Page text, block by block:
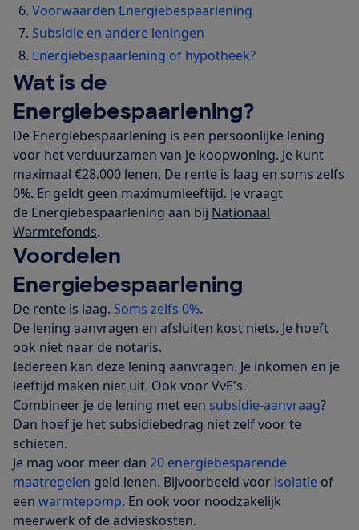
Voorwaarden Energiebespaarlening
Subsidie en andere leningen
Energiebespaarlening of hypotheek?
Wat is de
Energiebespaarlening?
De Energiebespaarlening is een persoonlijke lening
voor het verduurzamen van je koopwoning. Je kunt
maximaal €28.000 lenen. De rente is laag en soms zelfs
0%. Er geldt geen maximumleeftijd. Je vraagt
de Energiebespaarlening aan bij Nationaal
Warmtefonds.
Voordelen
Energiebespaarlening
De rente is laag. Soms zelfs 0%.
De lening aanvragen en afsluiten kost niets. Je hoeft
ook niet naar de notaris.
Iedereen kan deze lening aanvragen. Je inkomen en je
leeftijd maken niet uit. Ook voor VvE's.
Combineer je de lening met een subsidie-aanvraag?
Dan hoef je het subsidiebedrag niet zelf voor te
schieten.
Je mag voor meer dan 20 energiebesparende
maatregelen geld lenen. Bijvoorbeeld voor isolatie of
een warmtepomp. En ook voor noodzakelijk
meerwerk of de advieskosten.